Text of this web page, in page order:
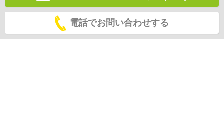
電話でお問い合わせする